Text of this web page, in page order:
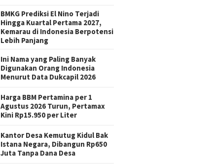
BMKG Prediksi El Nino Terjadi
Hingga Kuartal Pertama 2027,
Kemarau di Indonesia Berpotensi
Lebih Panjang
Ini Nama yang Paling Banyak
Digunakan Orang Indonesia
Menurut Data Dukcapil 2026
Harga BBM Pertamina per 1
Agustus 2026 Turun, Pertamax
Kini Rp15.950 per Liter
Kantor Desa Kemutug Kidul Bak
Istana Negara, Dibangun Rp650
Juta Tanpa Dana Desa